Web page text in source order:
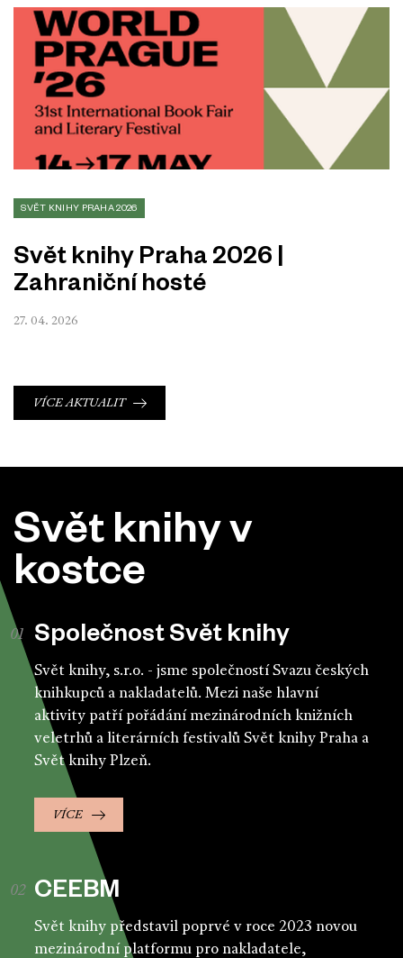
SVĚT KNIHY PRAHA 2026
Svět knihy Praha 2026 |
Zahraniční hosté
27. 04. 2026
VÍCE AKTUALIT
Svět knihy v
kostce
Společnost Svět knihy
Svět knihy, s.r.o. - jsme společností Svazu českých
knihkupců a nakladatelů. Mezi naše hlavní
aktivity patří pořádání mezinárodních knižních
veletrhů a literárních festivalů Svět knihy Praha a
Svět knihy Plzeň.
VÍCE
CEEBM
Svět knihy představil poprvé v roce 2023 novou
mezinárodní platformu pro nakladatele,